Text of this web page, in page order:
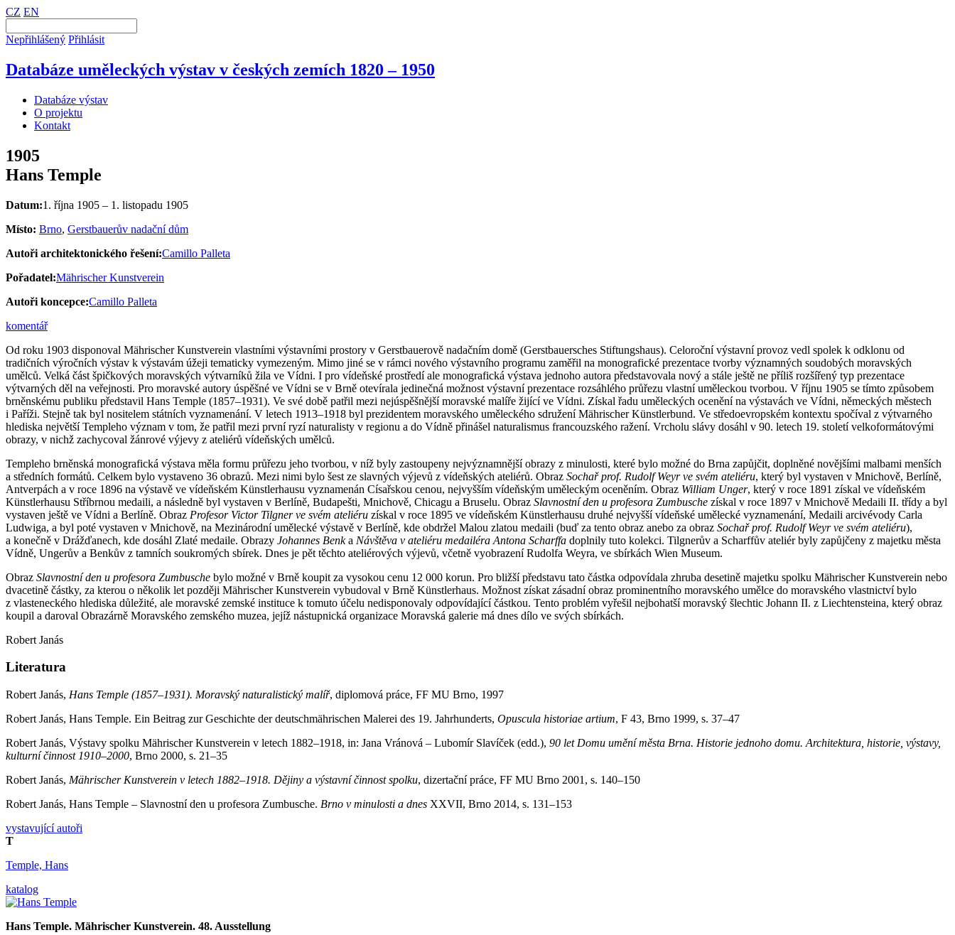
CZ EN
Nepřihlášený Přihlásit
Databáze uměleckých výstav v českých zemích 1820 – 1950
Databáze výstav
O projektu
Kontakt
1905
Hans Temple
Datum:1. října 1905 – 1. listopadu 1905
Místo: Brno, Gerstbauerův nadační dům
Autoři architektonického řešení:Camillo Palleta
Pořadatel:Mährischer Kunstverein
Autoři koncepce:Camillo Palleta
komentář
Od roku 1903 disponoval Mährischer Kunstverein vlastními výstavními prostory v Gerstbauerově nadačním domě (Gerstbauersches Stiftungshaus). Celoroční výstavní provoz vedl spolek k odklonu od
tradičních výročních výstav k výstavám úžeji tematicky vymezeným. Mimo jiné se v rámci nového výstavního programu zaměřil na monografické prezentace tvorby významných soudobých moravských
umělců. Velká část špičkových moravských výtvarníků žila ve Vídni. I pro vídeňské prostředí ale monografická výstava jednoho autora představovala nový a stále ještě ne příliš rozšířený typ prezentace
výtvarných děl na veřejnosti. Pro moravské autory úspěšné ve Vídni se v Brně otevírala jedinečná možnost výstavní prezentace rozsáhlého průřezu vlastní uměleckou tvorbou. V říjnu 1905 se tímto způsobem
brněnskému publiku představil Hans Temple (1857–1931). Ve své době patřil mezi nejúspěšnější moravské malíře žijící ve Vídni. Získal řadu uměleckých ocenění na výstavách ve Vídni, německých městech
i Paříži. Stejně tak byl nositelem státních vyznamenání. V letech 1913–1918 byl prezidentem moravského uměleckého sdružení Mährischer Künstlerbund. Ve středoevropském kontextu spočíval z výtvarného
hlediska největší Templeho význam v tom, že patřil mezi první ryzí naturalisty v regionu a do Vídně přinášel naturalismus francouzského ražení. Vrcholu slávy dosáhl v 90. letech 19. století velkoformátovými
obrazy, v nichž zachycoval žánrové výjevy z ateliérů vídeňských umělců.
Templeho brněnská monografická výstava měla formu průřezu jeho tvorbou, v níž byly zastoupeny nejvýznamnější obrazy z minulosti, které bylo možné do Brna zapůjčit, doplněné novějšími malbami menších
a středních formátů. Celkem bylo vystaveno 36 obrazů. Mezi nimi bylo šest ze slavných výjevů z vídeňských ateliérů. Obraz Sochař prof. Rudolf Weyr ve svém ateliéru, který byl vystaven v Mnichově, Berlíně,
Antverpách a v roce 1896 na výstavě ve vídeňském Künstlerhausu vyznamenán Císařskou cenou, nejvyšším vídeňským uměleckým oceněním. Obraz William Unger, který v roce 1891 získal ve vídeňském
Künstlerhausu Stříbrnou medaili, a následně byl vystaven v Berlíně, Budapešti, Mnichově, Chicagu a Bruselu. Obraz Slavnostní den u profesora Zumbusche získal v roce 1897 v Mnichově Medaili II. třídy a byl
vystaven ještě ve Vídni a Berlíně. Obraz Profesor Victor Tilgner ve svém ateliéru získal v roce 1895 ve vídeňském Künstlerhausu druhé nejvyšší vídeňské umělecké vyznamenání, Medaili arcivévody Carla
Ludwiga, a byl poté vystaven v Mnichově, na Mezinárodní umělecké výstavě v Berlíně, kde obdržel Malou zlatou medaili (buď za tento obraz anebo za obraz Sochař prof. Rudolf Weyr ve svém ateliéru),
a konečně v Drážďanech, kde dosáhl Zlaté medaile. Obrazy Johannes Benka Návštěva v ateliéru medailéra Antona Scharffa doplnily tuto kolekci. Tilgnerův a Scharffův ateliér byly zapůjčeny z majetku města
Vídně, Ungerův a Benkův z tamních soukromých sbírek. Dnes je pět těchto ateliérových výjevů, včetně vyobrazení Rudolfa Weyra, ve sbírkách Wien Museum.
Obraz Slavnostní den u profesora Zumbusche bylo možné v Brně koupit za vysokou cenu 12 000 korun. Pro bližší představu tato částka odpovídala zhruba desetině majetku spolku Mährischer Kunstverein nebo
dvacetině částky, za kterou o několik let později Mährischer Kunstverein vybudoval v Brně Künstlerhaus. Možnost získat zásadní obraz prominentního moravského umělce do moravského vlastnictví bylo
z vlasteneckého hlediska důležité, ale moravské zemské instituce k tomuto účelu nedisponovaly odpovídající částkou. Tento problém vyřešil nejbohatší moravský šlechtic Johann II. z Liechtensteina, který obraz
koupil a daroval Obrazárně Moravského zemského muzea, jejíž nástupnická organizace Moravská galerie má dnes dílo ve svých sbírkách.
Robert Janás
Literatura
Robert Janás, Hans Temple (1857–1931). Moravský naturalistický malíř, diplomová práce, FF MU Brno, 1997
Robert Janás, Hans Temple. Ein Beitrag zur Geschichte der deutschmährischen Malerei des 19. Jahrhunderts, Opuscula historiae artium, F 43, Brno 1999, s. 37–47
Robert Janás, Výstavy spolku Mährischer Kunstverein v letech 1882–1918, in: Jana Vránová – Lubomír Slavíček (edd.), 90 let Domu umění města Brna. Historie jednoho domu. Architektura, historie, výstavy,
kulturní činnost 1910–2000, Brno 2000, s. 21–35
Robert Janás, Mährischer Kunstverein v letech 1882–1918. Dějiny a výstavní činnost spolku, dizertační práce, FF MU Brno 2001, s. 140–150
Robert Janás, Hans Temple – Slavnostní den u profesora Zumbusche. Brno v minulosti a dnes XXVII, Brno 2014, s. 131–153
vystavující autoři
T
Temple, Hans
katalog
Hans Temple. Mährischer Kunstverein. 48. Ausstellung